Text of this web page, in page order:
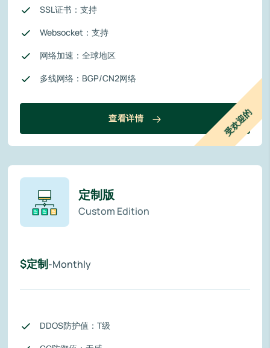
受欢迎的
SSL证书：支持
Websocket：支持
网络加速：全球地区
多线网络：BGP/CN2网络
查看详情
定制版
Custom Edition
$定制-Monthly
DDOS防护值：T级